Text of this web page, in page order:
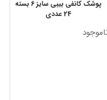
پوشک کانفی بیبی سایز 6 بسته
24 عددی